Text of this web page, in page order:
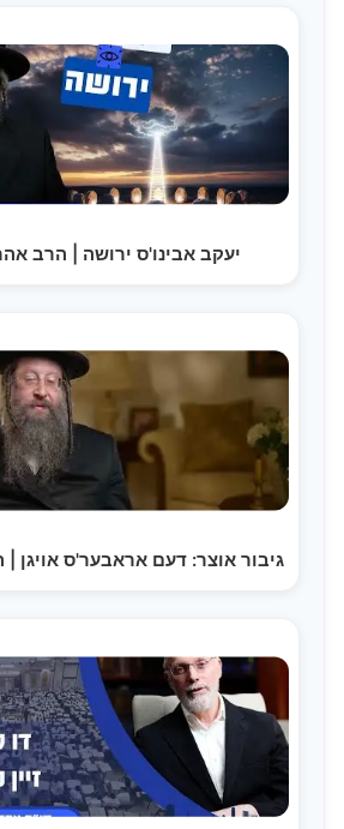
יעקב אבינו'ס ירושה | הרב
גיבור אוצר: דעם אראבער'ס אויגן